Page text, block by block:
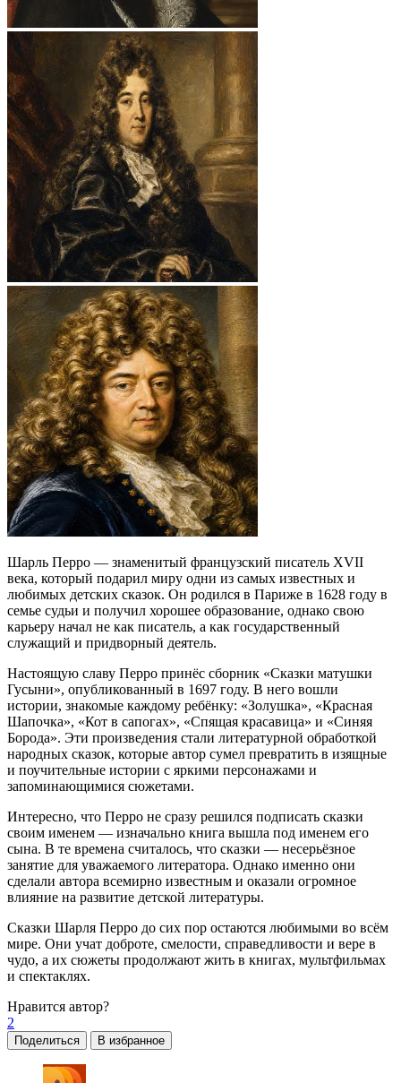
Шарль Перро — знаменитый французский писатель XVII
века, который подарил миру одни из самых известных и
любимых детских сказок. Он родился в Париже в 1628 году в
семье судьи и получил хорошее образование, однако свою
карьеру начал не как писатель, а как государственный
служащий и придворный деятель.
Настоящую славу Перро принёс сборник «Сказки матушки
Гусыни», опубликованный в 1697 году. В него вошли
истории, знакомые каждому ребёнку: «Золушка», «Красная
Шапочка», «Кот в сапогах», «Спящая красавица» и «Синяя
Борода». Эти произведения стали литературной обработкой
народных сказок, которые автор сумел превратить в изящные
и поучительные истории с яркими персонажами и
запоминающимися сюжетами.
Интересно, что Перро не сразу решился подписать сказки
своим именем — изначально книга вышла под именем его
сына. В те времена считалось, что сказки — несерьёзное
занятие для уважаемого литератора. Однако именно они
сделали автора всемирно известным и оказали огромное
влияние на развитие детской литературы.
Сказки Шарля Перро до сих пор остаются любимыми во всём
мире. Они учат доброте, смелости, справедливости и вере в
чудо, а их сюжеты продолжают жить в книгах, мультфильмах
и спектаклях.
Нравится автор?
2
Поделиться В избранное